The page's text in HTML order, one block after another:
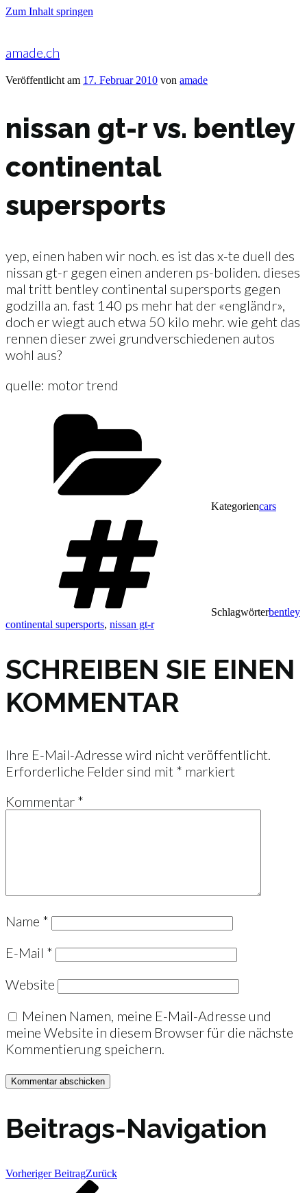
Zum Inhalt springen
amade.ch
Veröffentlicht am 17. Februar 2010 von amade
nissan gt-r vs. bentley
continental
supersports
yep, einen haben wir noch. es ist das x-te duell des
nissan gt-r gegen einen anderen ps-boliden. dieses
mal tritt bentley continental supersports gegen
godzilla an. fast 140 ps mehr hat der «engländr»,
doch er wiegt auch etwa 50 kilo mehr. wie geht das
rennen dieser zwei grundverschiedenen autos
wohl aus?
quelle: motor trend
Kategoriencars
Schlagwörterbentley
continental supersports, nissan gt-r
SCHREIBEN SIE EINEN
KOMMENTAR
Ihre E-Mail-Adresse wird nicht veröffentlicht.
Erforderliche Felder sind mit * markiert
Kommentar *
Name *
E-Mail *
Website
Meinen Namen, meine E-Mail-Adresse und
meine Website in diesem Browser für die nächste
Kommentierung speichern.
Beitrags-Navigation
Vorheriger BeitragZurück